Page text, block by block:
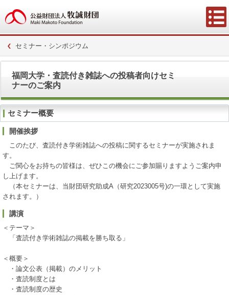
セミナー・シンポジウム
福岡大学・査読付き雑誌への投稿者向けセミ
ナーのご案内
セミナー概要
開催挨拶
このたび、査読付き学術雑誌への投稿に関するセミナーが実施されま
す。
ご関心をお持ちの皆様は、ぜひこの機会にご参加賜りますようご案内申
し上げます。
（本セミナーは、当財団研究助成A（研究2023005号)の一環として実施
されます。）
講演
＜テーマ＞
「査読付き学術雑誌の掲載を勝ち取る」
＜概要＞
・論文公表（掲載）のメリット
・査読制度とは
・査読制度の歴史